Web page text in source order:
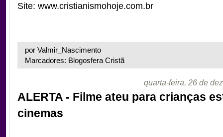
Site: www.cristianismohoje.com.br
por Valmir_Nascimento
Marcadores: Blogosfera Cristã
quarta-feira, 26 de
ALERTA - Filme ateu para crianças
cinemas